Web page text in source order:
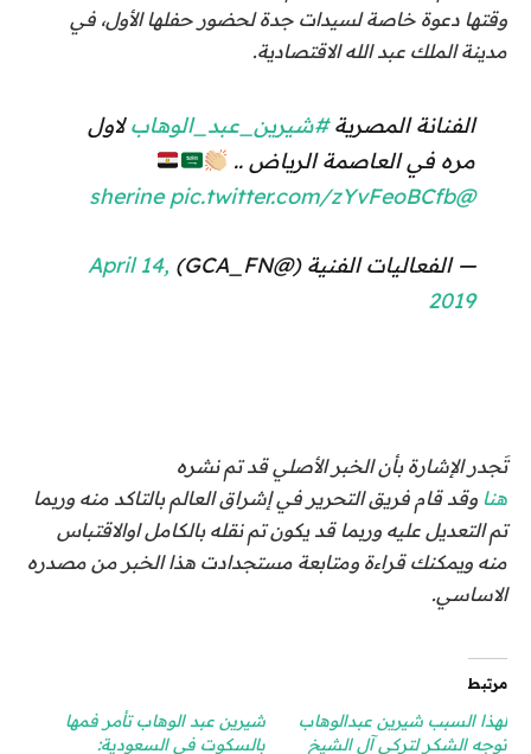
وقتها دعوة خاصة لسيدات جدة لحضور حفلها الأول، في
مدينة الملك عبد الله الاقتصادية.
الفنانة المصرية#شيرين_عبد_الوهابلاول
مره في العاصمة الرياض ..
@sherine
pic.twitter.com/zYvFeoBCfb
— الفعاليات الفنية (@GCA_FN)
April 14,
2019
تَجدر الإشارة بأن الخبر الأصلي قد تم نشره
هنا وقد قام فريق التحرير في إشراق العالم بالتاكد منه وربما
تم التعديل عليه وربما قد يكون تم نقله بالكامل اوالاقتباس
منه ويمكنك قراءة ومتابعة مستجدادت هذا الخبر من مصدره
الاساسي.
مرتبط
لهذا السبب شيرين عبدالوهاب
توجه الشكر لتركي آل الشيخ
شيرين عبد الوهاب تأمر فمها
بالسكوت في السعودية: